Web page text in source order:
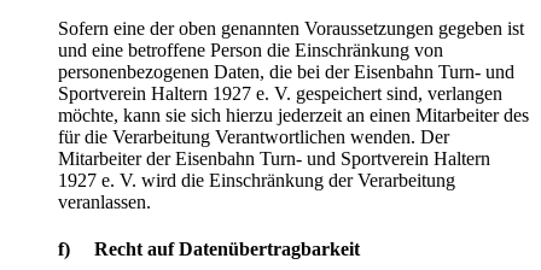
Sofern eine der oben genannten Voraussetzungen gegeben ist
und eine betroffene Person die Einschränkung von
personenbezogenen Daten, die bei der Eisenbahn Turn- und
Sportverein Haltern 1927 e. V. gespeichert sind, verlangen
möchte, kann sie sich hierzu jederzeit an einen Mitarbeiter des
für die Verarbeitung Verantwortlichen wenden. Der
Mitarbeiter der Eisenbahn Turn- und Sportverein Haltern
1927 e. V. wird die Einschränkung der Verarbeitung
veranlassen.
f) Recht auf Datenübertragbarkeit